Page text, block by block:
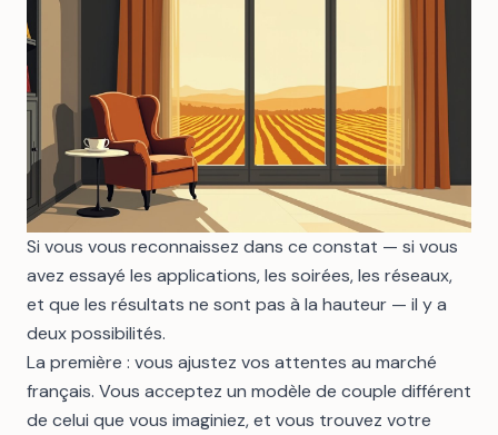
Si vous vous reconnaissez dans ce constat — si vous
avez essayé les applications, les soirées, les réseaux,
et que les résultats ne sont pas à la hauteur — il y a
deux possibilités.
La première : vous ajustez vos attentes au marché
français. Vous acceptez un modèle de couple différent
de celui que vous imaginiez, et vous trouvez votre